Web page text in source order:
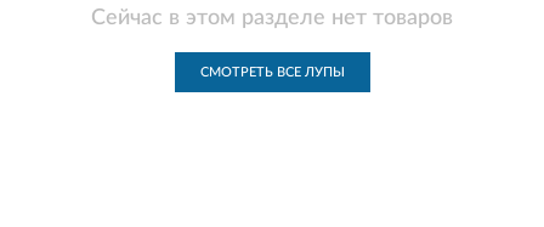
Сейчас в этом разделе нет товаров
СМОТРЕТЬ ВСЕ ЛУПЫ